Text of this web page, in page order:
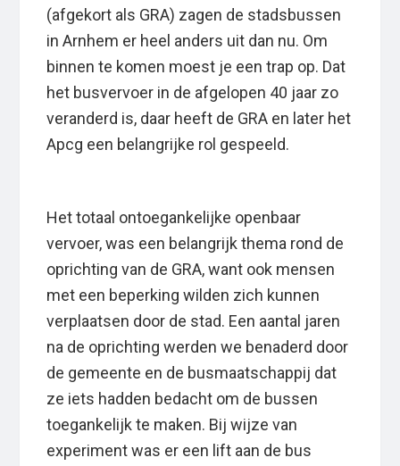
(afgekort als GRA) zagen de stadsbussen
in Arnhem er heel anders uit dan nu. Om
binnen te komen moest je een trap op. Dat
het busvervoer in de afgelopen 40 jaar zo
veranderd is, daar heeft de GRA en later het
Apcg een belangrijke rol gespeeld.
Het totaal ontoegankelijke openbaar
vervoer, was een belangrijk thema rond de
oprichting van de GRA, want ook mensen
met een beperking wilden zich kunnen
verplaatsen door de stad. Een aantal jaren
na de oprichting werden we benaderd door
de gemeente en de busmaatschappij dat
ze iets hadden bedacht om de bussen
toegankelijk te maken. Bij wijze van
experiment was er een lift aan de bus